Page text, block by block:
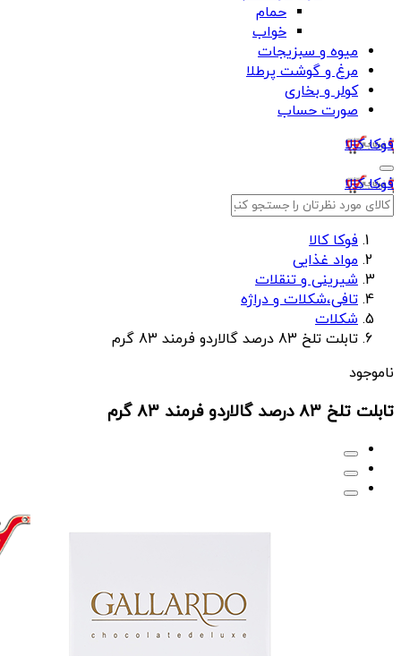
حمام
خواب
میوه و سبزیجات
مرغ و گوشت پرطلا
کولر و بخاری
صورت حساب
فوکا کالا
فوکا کالا
فوکا کالا
مواد غذایی
شیرینی و تنقلات
تافی،شکلات و دراژه
شکلات
تابلت تلخ 83 درصد گالاردو فرمند 83 گرم
ناموجود
تابلت تلخ 83 درصد گالاردو فرمند 83 گرم